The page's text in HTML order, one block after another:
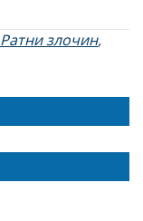
Ратни злочин,